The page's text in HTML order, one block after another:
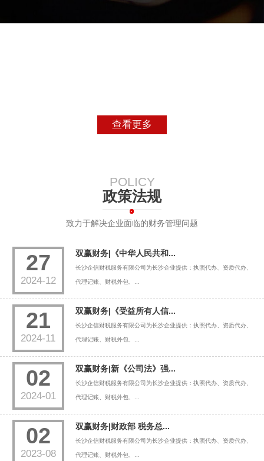
查看更多
POLICY
政策法规
致力于解决企业面临的财务管理问题
27
2024-12
双赢财务|《中华人民共和...
长沙企信财税服务有限公司为长沙企业提供：执照代办、资质代办、
代理记账、财税外包、...
21
2024-11
双赢财务|《受益所有人信...
长沙企信财税服务有限公司为长沙企业提供：执照代办、资质代办、
代理记账、财税外包、...
02
2024-01
双赢财务|新《公司法》强...
长沙企信财税服务有限公司为长沙企业提供：执照代办、资质代办、
代理记账、财税外包、...
02
2023-08
双赢财务|财政部 税务总...
长沙企信财税服务有限公司为长沙企业提供：执照代办、资质代办、
代理记账、财税外包、...